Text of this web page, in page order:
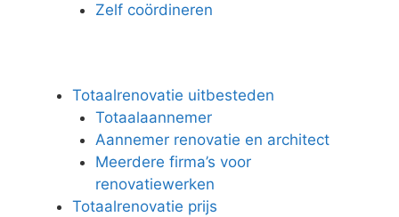
Zelf coördineren
Totaalrenovatie uitbesteden
Totaalaannemer
Aannemer renovatie en architect
Meerdere firma’s voor
renovatiewerken
Totaalrenovatie prijs